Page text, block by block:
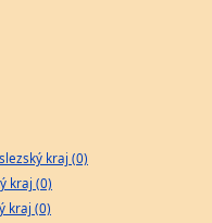
kraj (0)
kraj (0)
kraj (0)